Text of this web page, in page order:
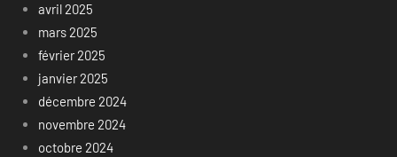
avril 2025
mars 2025
février 2025
janvier 2025
décembre 2024
novembre 2024
octobre 2024